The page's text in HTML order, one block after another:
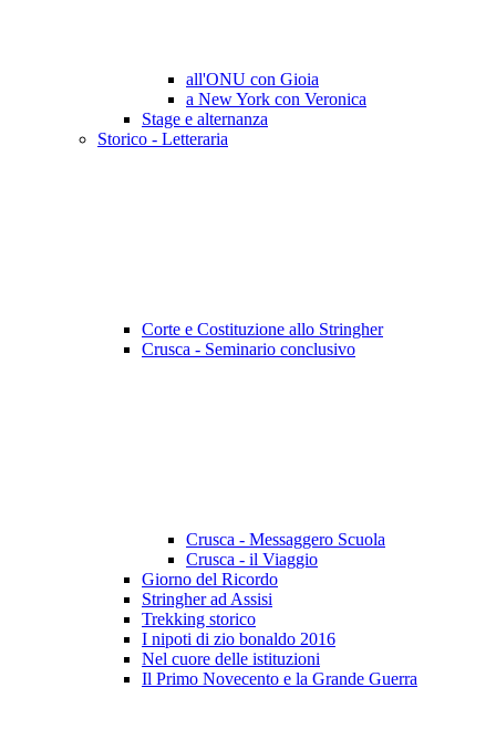
all'ONU con Gioia
a New York con Veronica
Stage e alternanza
Storico - Letteraria
Corte e Costituzione allo Stringher
Crusca - Seminario conclusivo
Crusca - Messaggero Scuola
Crusca - il Viaggio
Giorno del Ricordo
Stringher ad Assisi
Trekking storico
I nipoti di zio bonaldo 2016
Nel cuore delle istituzioni
Il Primo Novecento e la Grande Guerra